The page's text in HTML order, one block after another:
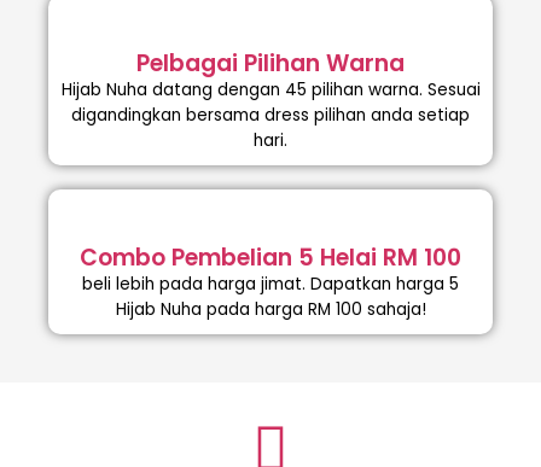
Pelbagai Pilihan Warna
Hijab Nuha datang dengan 45 pilihan warna. Sesuai
digandingkan bersama dress pilihan anda setiap
hari.
Combo Pembelian 5 Helai RM 100
beli lebih pada harga jimat. Dapatkan harga 5
Hijab Nuha pada harga RM 100 sahaja!